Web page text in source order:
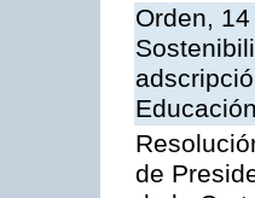
Orden,
de